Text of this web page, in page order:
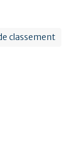
classement